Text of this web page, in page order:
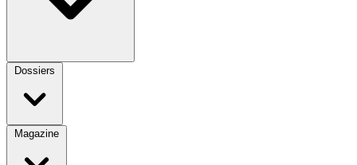
Dossiers
Magazine